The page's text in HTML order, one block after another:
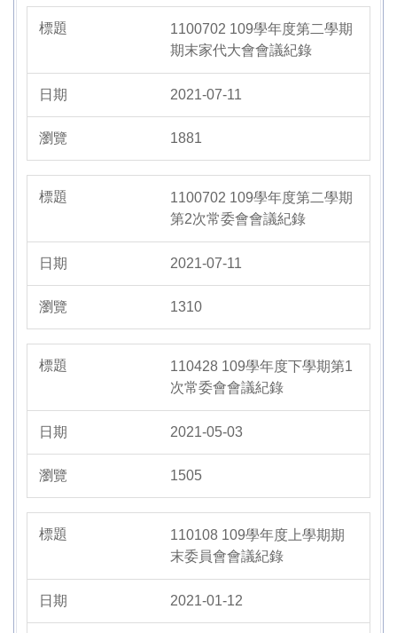
1100702 109學年度第二學期
期末家代大會會議紀錄
2021-07-11
1881
1100702 109學年度第二學期
第2次常委會會議紀錄
2021-07-11
1310
110428 109學年度下學期第1
次常委會會議紀錄
2021-05-03
1505
110108 109學年度上學期期
末委員會會議紀錄
2021-01-12